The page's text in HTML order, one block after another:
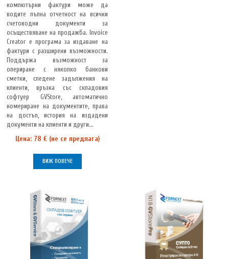
компютърни фактури може да
водите пълна отчетност на всички
счетоводни документи за
осъществяване на продажба. Invoice
Creator е програма за издаване на
фактури с разширени възможности.
Поддържа възможност за
опериране с няколко банкови
сметки, следене задължения на
клиенти, връзка със складовия
софтуер GVStore, автоматично
номериране на документите, права
на достъп, история на издадени
документи на клиенти и други...
Цена: 78 € (не се предлага)
ВИЖ ПОВЕЧЕ